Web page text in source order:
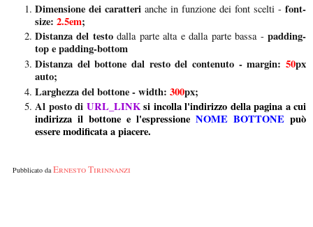
Dimensione dei caratteri anche in funzione dei font scelti - font-
size: 2.5em;
Distanza del testodalla parte alta e dalla parte bassa -padding-
top e padding-bottom
Distanza del bottone dal resto del contenuto - margin: 50px
auto;
Larghezza del bottone - width: 300px;
Al posto di URL_LINKsi incolla l'indirizzo della pagina a cui
indirizza il bottone e l'espressione NOME BOTTONE può
essere modificata a piacere.
Pubblicato daErnesto Tirinnanzi